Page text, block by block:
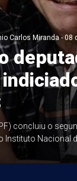
Carlos Miranda - 08
concluiu o
Nacional